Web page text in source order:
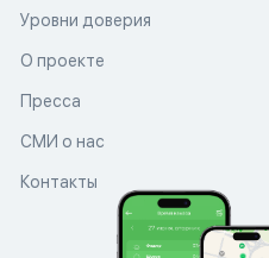
Уровни доверия
О проекте
Пресса
СМИ о нас
Контакты